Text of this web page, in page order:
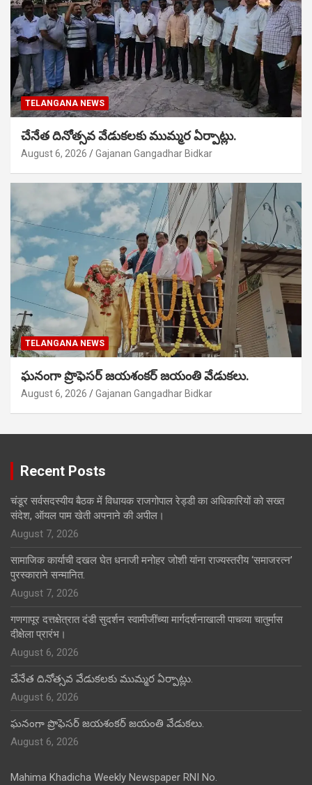
TELANGANA NEWS
చేనేత దినోత్సవ వేడుకలకు ముమ్మర ఏర్పాట్లు.
August 6, 2026 Gajanan Gangadhar Bidkar
TELANGANA NEWS
ఘనంగా ప్రొఫెసర్ జయశంకర్ జయంతి వేడుకలు.
August 6, 2026 Gajanan Gangadhar Bidkar
Recent Posts
चंडूर सर्वसदस्यीय बैठक में विधायक राजगोपाल रेड्डी का अधिकारियों को सख्त
संदेश, ऑयल पाम खेती अपनाने की अपील।
August 7, 2026
सामाजिक कार्याची दखल घेत धनाजी मनोहर जोशी यांना राज्यस्तरीय ‘समाजरत्न’
पुरस्काराने सन्मानित.
August 7, 2026
गणगापूर दत्तक्षेत्रात दंडी सुदर्शन स्वामीजींच्या मार्गदर्शनाखाली पाचव्या चातुर्मास
दीक्षेला प्रारंभ।
August 6, 2026
చేనేత దినోత్సవ వేడుకలకు ముమ్మర ఏర్పాట్లు.
August 6, 2026
ఘనంగా ప్రొఫెసర్ జయశంకర్ జయంతి వేడుకలు.
August 6, 2026
Mahima Khadicha Weekly Newspaper RNI No.